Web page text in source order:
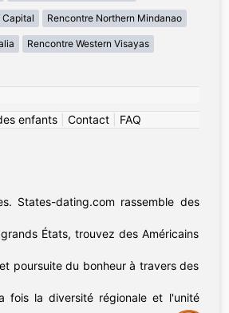
Capital Rencontre Northern Mindanao
Rencontre Western Visayas
enfants| Contact| FAQ
States-dating.com rassemble des
États, trouvez des Américains
poursuite du bonheur à travers des
fois la diversité régionale et l'unité